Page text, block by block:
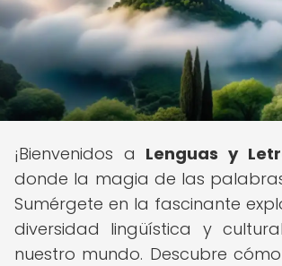
¡Bienvenidos a Lenguas y
donde la magia de las
Sumérgete en la fascinante
diversidad lingüística y
nuestro mundo. Descubre